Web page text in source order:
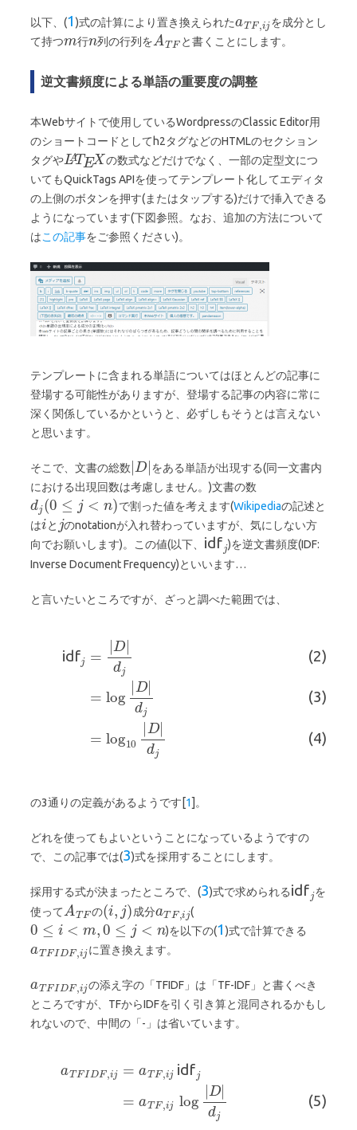
以下、( )式の計算により置き換えられた
を成分とし
て持つ
行 列の行列を と書くことにします。
逆文書頻度による単語の重要度の調整
本Webサイトで使用しているWordpressのClassic Editor用
のショートコードとしてh2タグなどのHTMLのセクション
タグや
の数式などだけでなく、一部の定型文につ
いてもQuickTags APIを使ってテンプレート化してエディタ
の上側のボタンを押す(またはタップする)だけで挿入できる
ようになっています(下図参照。なお、追加の方法について
はこの記事をご参照ください)。
テンプレートに含まれる単語についてはほとんどの記事に
登場する可能性がありますが、登場する記事の内容に常に
深く関係しているかというと、必ずしもそうとは言えない
と思います。
そこで、文書の総数
をある単語が出現する(同一文書内
における出現回数は考慮しません。)文書の数
で割った値を考えます(Wikipediaの記述と
は
と
のnotationが入れ替わっていますが、気にしない方
向でお願いします)。この値(以下、
idf
)を逆文書頻度(IDF:
Inverse Document Frequency)といいます…
と言いたいところですが、ざっと調べた範囲では、
idf (2)
(3)
(4)
の3通りの定義があるようです[1]。
どれを使ってもよいということになっているようですの
で、この記事では( 3 )式を採用することにします。
採用する式が決まったところで、( 3 )式で求められる idf
を
使って
の 成分
(
)を以下の( 1)式で計算できる
に置き換えます。
の添え字の「TFIDF」は「TF-IDF」と書くべき
ところですが、TFからIDFを引く引き算と混同されるかもし
れないので、中間の「-」は省いています。
idf
(5)